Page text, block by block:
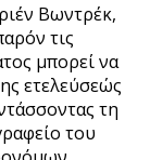
Βωντρέκ,
τις
μπορεί να
ετελεύσεώς
τη
του